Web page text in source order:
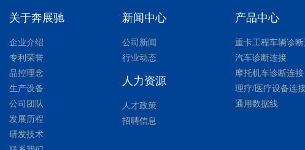
关于奔展驰
企业介绍
专利荣誉
品控理念
生产设备
公司团队
发展历程
研发技术
新闻中心
公司新闻
行业动态
人力资源
人才政策
招聘信息
产品中心
重卡工程车辆诊
汽车诊断连接
摩托机车诊断连接
理疗/医疗设备连
通用数据线